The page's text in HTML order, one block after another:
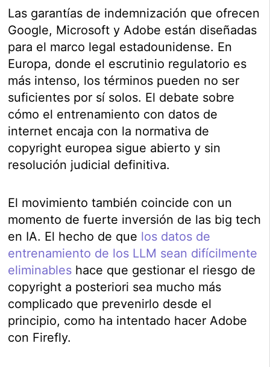
Las garantías de indemnización que ofrecen
Google, Microsoft y Adobe están diseñadas
para el marco legal estadounidense. En
Europa, donde el escrutinio regulatorio es
más intenso, los términos pueden no ser
suficientes por sí solos. El debate sobre
cómo el entrenamiento con datos de
internet encaja con la normativa de
copyright europea sigue abierto y sin
resolución judicial definitiva.
El movimiento también coincide con un
momento de fuerte inversión de las big tech
en IA. El hecho de que los datos de
entrenamiento de los LLM sean difícilmente
eliminables hace que gestionar el riesgo de
copyright a posteriori sea mucho más
complicado que prevenirlo desde el
principio, como ha intentado hacer Adobe
con Firefly.